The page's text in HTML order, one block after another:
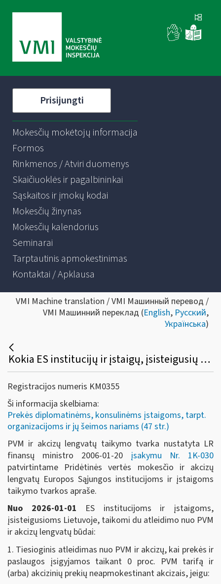
Prisijungti
Mokesčių mokėtojų informacija
Formos
Rinkmenos / Atviri duomenys
Skaičiuoklės ir pagalbininkai
Sąskaitos ir įmokų kodai
Mokesčių žinynas
Mokesčių kalendorius
Seminarai
Tarptautinis apmokestinimas
Kontaktai / Apklausa
VMI Machine translation / VMI Машинный перевод /
VMI Машинний переклад (English, Русский,
Українська)
Kokia ES institucijų ir įstaigų, įsisteigusių Lietuvoje, PVM ir akcizų lengvatų taikymo ir susigrąžinimo tvarka?
Registracijos numeris KM0355
Ši informacija skelbiama:
Prekės diplomatinėms, konsulinėms įstaigoms, tarpt.
organizacijoms ir jų šeimos nariams (47 str.)
PVM ir akcizų lengvatų taikymo tvarka nustatyta LR
finansų ministro 2006-01-20 įsakymu Nr. 1K-030
patvirtintame Pridėtinės vertės mokesčio ir akcizų
lengvatų Europos Sąjungos institucijoms ir įstaigoms
taikymo tvarkos apraše.
Nuo 2026-01-01 ES institucijoms ir įstaigoms,
įsisteigusioms Lietuvoje, taikomi du atleidimo nuo PVM
ir akcizų lengvatų būdai:
1. Tiesioginis atleidimas nuo PVM ir akcizų, kai prekės ir
paslaugos įsigyjamos taikant 0 proc. PVM tarifą ir
(arba) akcizinių prekių neapmokestinant akcizais, jeigu: